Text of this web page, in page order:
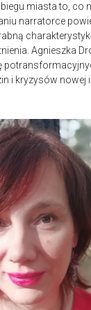
miasta to, co
narratorce
Agnieszka
i kryzysów nowej